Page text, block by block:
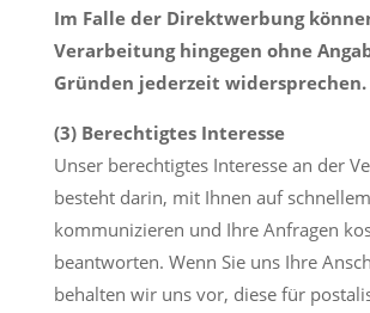
Im Falle der Direktwerbung
Verarbeitung hingegen ohne
Gründen jederzeit widersprechen.
(3) Berechtigtes Interesse
Unser berechtigtes Interesse an der
besteht darin, mit Ihnen auf
kommunizieren und Ihre Anfragen
beantworten. Wenn Sie uns Ihre
behalten wir uns vor, diese für